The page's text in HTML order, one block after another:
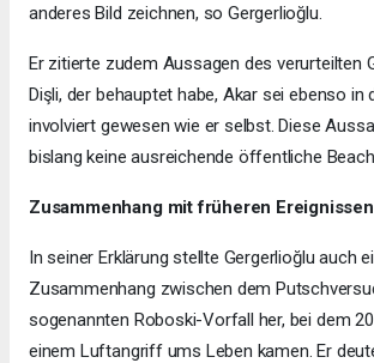
anderes Bild zeichnen, so Gergerlioğlu.
Er zitierte zudem Aussagen des verurteilten
Dişli, der behauptet habe, Akar sei ebenso in
involviert gewesen wie er selbst. Diese
bislang keine ausreichende öffentliche
Zusammenhang mit früheren Ereignissen
In seiner Erklärung stellte Gergerlioğlu auch
Zusammenhang zwischen dem
sogenannten Roboski-Vorfall her, bei dem
einem Luftangriff ums Leben kamen. Er